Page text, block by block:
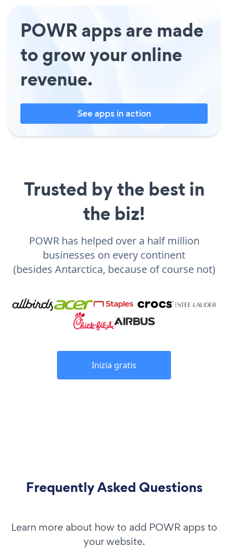
POWR apps are made
to grow your online
revenue.
See apps in action
Trusted by the best in
the biz!
POWR has helped over a half million
businesses on every continent
(besides Antarctica, because of course not)
Inizia gratis
Frequently Asked Questions
Learn more about how to add POWR apps to
your website.